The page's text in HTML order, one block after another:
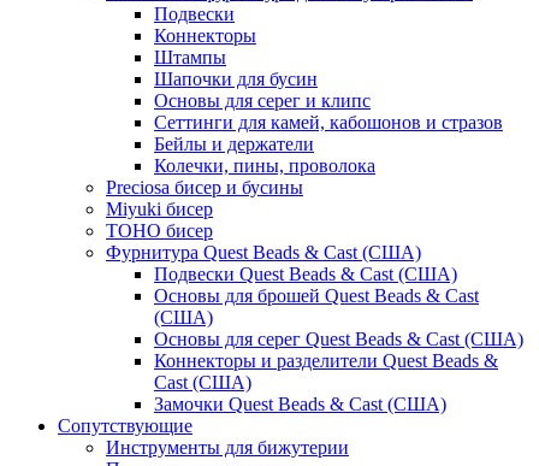
Подвески
Коннекторы
Штампы
Шапочки для бусин
Основы для серег и клипс
Сеттинги для камей, кабошонов и стразов
Бейлы и держатели
Колечки, пины, проволока
Preciosa бисер и бусины
Miyuki бисер
TOHO бисер
Фурнитура Quest Beads & Cast (США)
Подвески Quest Beads & Cast (США)
Основы для брошей Quest Beads & Cast
(США)
Основы для серег Quest Beads & Cast (США)
Коннекторы и разделители Quest Beads &
Cast (США)
Замочки Quest Beads & Cast (США)
Сопутствующие
Инструменты для бижутерии